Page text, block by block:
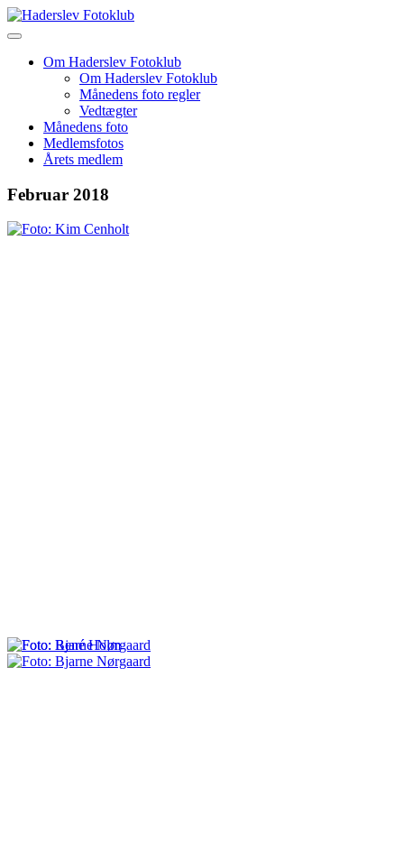
Skip
to
Om Haderslev Fotoklub
Om Haderslev Fotoklub
Månedens foto regler
Vedtægter
Månedens foto
Medlemsfotos
Årets medlem
Februar 2018